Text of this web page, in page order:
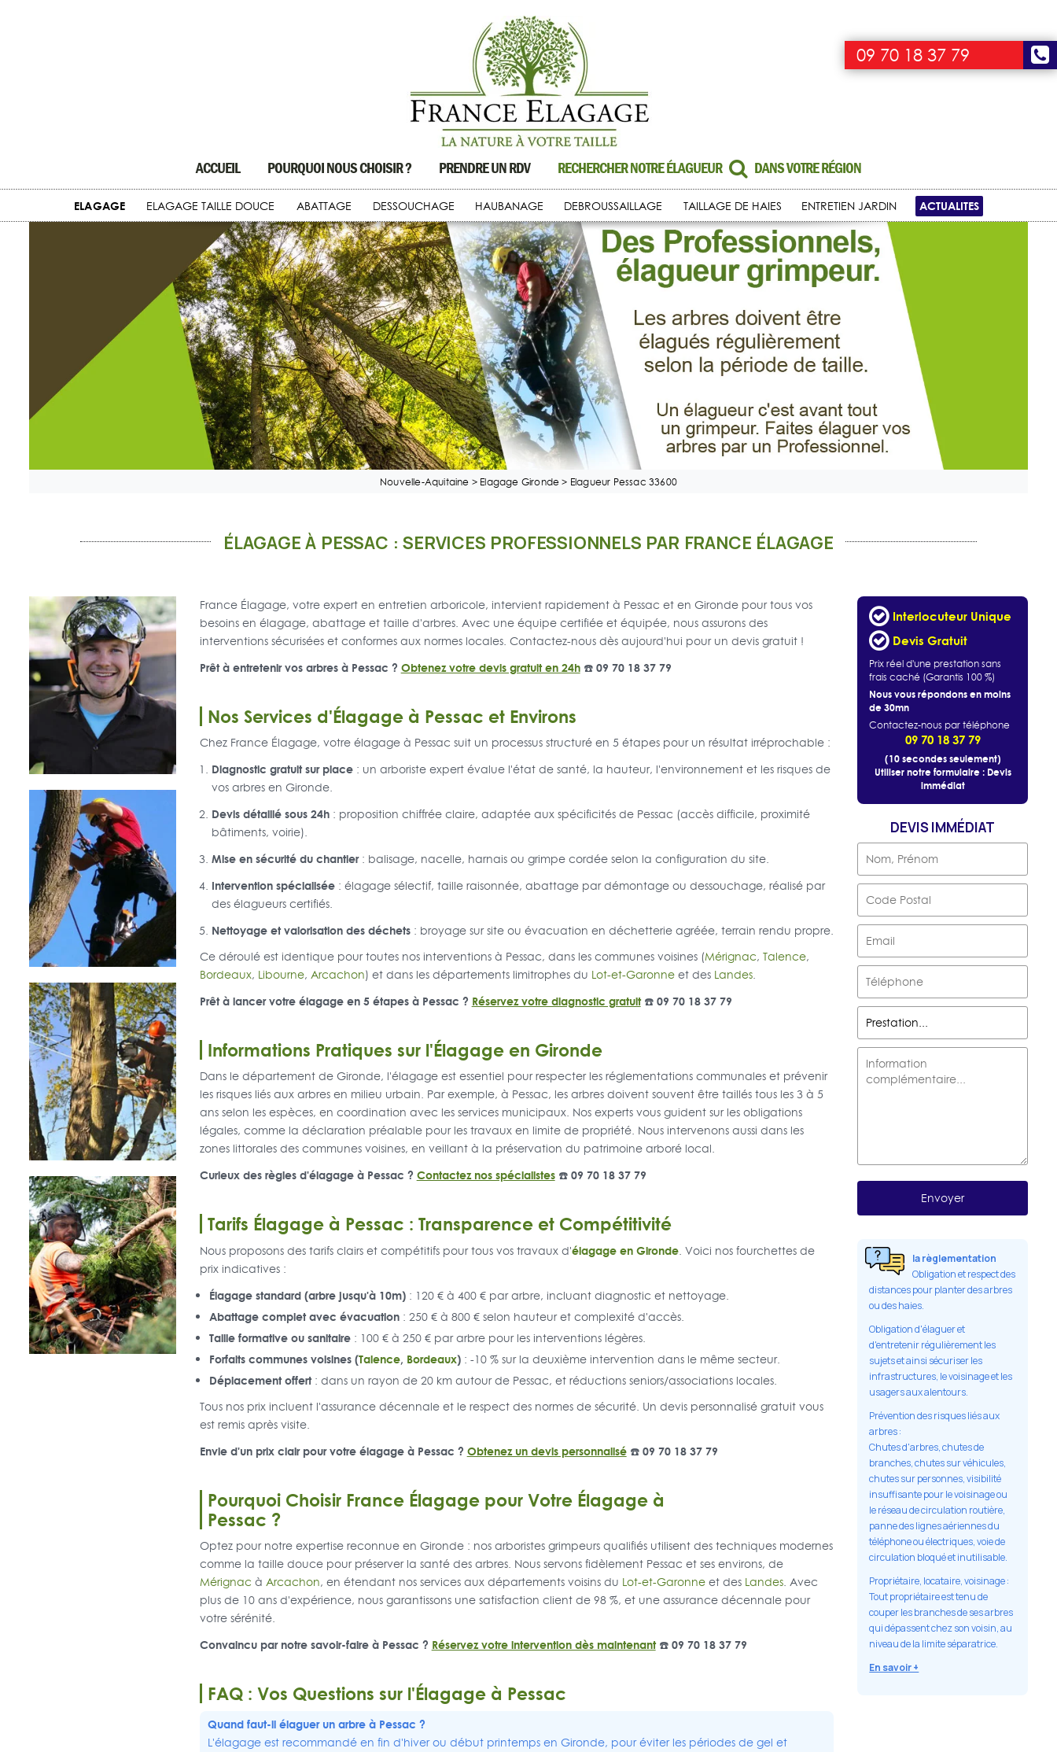
09 70 18 37 79
ACCUEIL POURQUOI NOUS CHOISIR ? PRENDRE UN RDV RECHERCHER NOTRE ÉLAGUEUR DANS VOTRE RÉGION
ELAGAGE ELAGAGE TAILLE DOUCE ABATTAGE DESSOUCHAGE HAUBANAGE DEBROUSSAILLAGE TAILLAGE DE HAIES ENTRETIEN JARDIN ACTUALITES
Nouvelle-Aquitaine > Elagage Gironde > Elagueur Pessac 33600
ÉLAGAGE À PESSAC : SERVICES PROFESSIONNELS PAR FRANCE ÉLAGAGE
France Élagage, votre expert en entretien arboricole, intervient rapidement à Pessac et en Gironde pour tous vos
besoins en élagage, abattage et taille d'arbres. Avec une équipe certifiée et équipée, nous assurons des
interventions sécurisées et conformes aux normes locales. Contactez-nous dès aujourd'hui pour un devis gratuit !
Prêt à entretenir vos arbres à Pessac ? Obtenez votre devis gratuit en 24h☎️ 09 70 18 37 79
Nos Services d'Élagage à Pessac et Environs
Chez France Élagage, votre élagage à Pessac suit un processus structuré en 5 étapes pour un résultat irréprochable :
Diagnostic gratuit sur place: un arboriste expert évalue l'état de santé, la hauteur, l'environnement et les risques de
vos arbres en Gironde.
Devis détaillé sous 24h: proposition chiffrée claire, adaptée aux spécificités de Pessac (accès difficile, proximité
bâtiments, voirie).
Mise en sécurité du chantier: balisage, nacelle, harnais ou grimpe cordée selon la configuration du site.
Intervention spécialisée: élagage sélectif, taille raisonnée, abattage par démontage ou dessouchage, réalisé par
des élagueurs certifiés.
Nettoyage et valorisation des déchets: broyage sur site ou évacuation en déchetterie agréée, terrain rendu propre.
Ce déroulé est identique pour toutes nos interventions à Pessac, dans les communes voisines (Mérignac, Talence,
Bordeaux, Libourne, Arcachon) et dans les départements limitrophes du Lot-et-Garonneet des Landes.
Prêt à lancer votre élagage en 5 étapes à Pessac ? Réservez votre diagnostic gratuit☎️ 09 70 18 37 79
Informations Pratiques sur l'Élagage en Gironde
Dans le département de Gironde, l'élagage est essentiel pour respecter les réglementations communales et prévenir
les risques liés aux arbres en milieu urbain. Par exemple, à Pessac, les arbres doivent souvent être taillés tous les 3 à 5
ans selon les espèces, en coordination avec les services municipaux. Nos experts vous guident sur les obligations
légales, comme la déclaration préalable pour les travaux en limite de propriété. Nous intervenons aussi dans les
zones littorales des communes voisines, en veillant à la préservation du patrimoine arboré local.
Curieux des règles d'élagage à Pessac ? Contactez nos spécialistes☎️ 09 70 18 37 79
Tarifs Élagage à Pessac : Transparence et Compétitivité
Nous proposons des tarifs clairs et compétitifs pour tous vos travaux d'élagage en Gironde. Voici nos fourchettes de
prix indicatives :
Élagage standard (arbre jusqu'à 10m): 120 € à 400 € par arbre, incluant diagnostic et nettoyage.
Abattage complet avec évacuation: 250 € à 800 € selon hauteur et complexité d'accès.
Taille formative ou sanitaire: 100 € à 250 € par arbre pour les interventions légères.
Forfaits communes voisines (Talence, Bordeaux): -10 % sur la deuxième intervention dans le même secteur.
Déplacement offert: dans un rayon de 20 km autour de Pessac, et réductions seniors/associations locales.
Tous nos prix incluent l'assurance décennale et le respect des normes de sécurité. Un devis personnalisé gratuit vous
est remis après visite.
Envie d'un prix clair pour votre élagage à Pessac ? Obtenez un devis personnalisé☎️ 09 70 18 37 79
Pourquoi Choisir France Élagage pour Votre Élagage à
Pessac ?
Optez pour notre expertise reconnue en Gironde : nos arboristes grimpeurs qualifiés utilisent des techniques modernes
comme la taille douce pour préserver la santé des arbres. Nous servons fidèlement Pessac et ses environs, de
Mérignac à Arcachon, en étendant nos services aux départements voisins du Lot-et-Garonneet des Landes. Avec
plus de 10 ans d'expérience, nous garantissons une satisfaction client de 98 %, et une assurance décennale pour
votre sérénité.
Convaincu par notre savoir-faire à Pessac ? Réservez votre intervention dès maintenant☎️ 09 70 18 37 79
FAQ : Vos Questions sur l'Élagage à Pessac
Quand faut-il élaguer un arbre à Pessac ?
L'élagage est recommandé en fin d'hiver ou début printemps en Gironde, pour éviter les périodes de gel et
Interlocuteur Unique
Devis Gratuit
Prix réel d'une prestation sans
frais caché (Garantis 100 %)
Nous vous répondons en moins
de 30mn
Contactez-nous par téléphone
09 70 18 37 79
(10 secondes seulement)
Utiliser notre formulaire : Devis
immédiat
DEVIS IMMÉDIAT
la règlementation
Obligation et respect des
distances pour planter des arbres
ou des haies.
Obligation d'élaguer et
d'entretenir régulièrement les
sujets et ainsi sécuriser les
infrastructures, le voisinage et les
usagers aux alentours.
Prévention des risques liés aux
arbres :
Chutes d'arbres, chutes de
branches, chutes sur véhicules,
chutes sur personnes, visibilité
insuffisante pour le voisinage ou
le réseau de circulation routière,
panne des lignes aériennes du
téléphone ou électriques, voie de
circulation bloqué et inutilisable.
Propriétaire, locataire, voisinage :
Tout propriétaire est tenu de
couper les branches de ses arbres
qui dépassent chez son voisin, au
niveau de la limite séparatrice.
En savoir +